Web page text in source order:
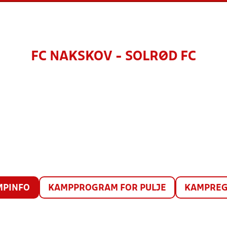
FC NAKSKOV - SOLRØD FC
KAMPPROGRAM FOR PULJE